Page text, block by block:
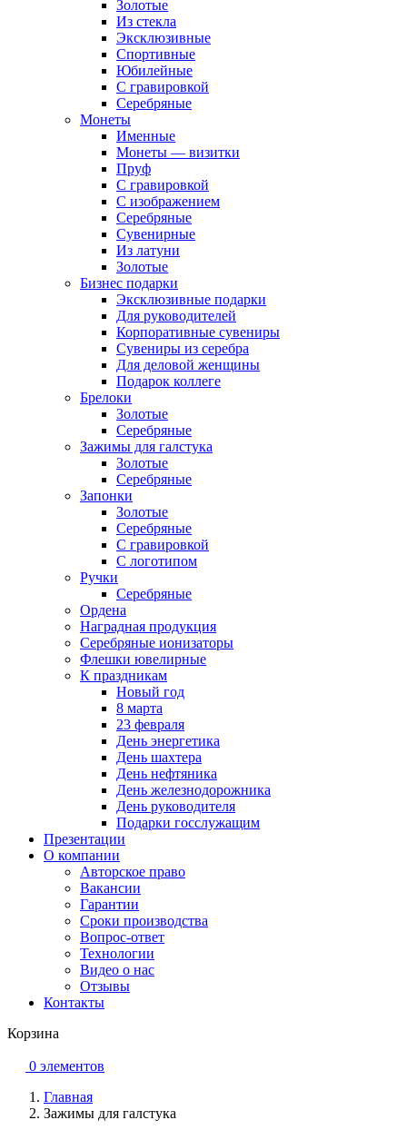
Золотые
Из стекла
Эксклюзивные
Спортивные
Юбилейные
С гравировкой
Серебряные
Монеты
Именные
Монеты — визитки
Пруф
С гравировкой
С изображением
Серебряные
Сувенирные
Из латуни
Золотые
Бизнес подарки
Эксклюзивные подарки
Для руководителей
Корпоративные сувениры
Сувениры из серебра
Для деловой женщины
Подарок коллеге
Брелоки
Золотые
Серебряные
Зажимы для галстука
Золотые
Серебряные
Запонки
Золотые
Серебряные
С гравировкой
С логотипом
Ручки
Серебряные
Ордена
Наградная продукция
Серебряные ионизаторы
Флешки ювелирные
К праздникам
Новый год
8 марта
23 февраля
День энергетика
День шахтера
День нефтяника
День железнодорожника
День руководителя
Подарки госслужащим
Презентации
О компании
Авторское право
Вакансии
Гарантии
Сроки производства
Вопрос-ответ
Технологии
Видео о нас
Отзывы
Контакты
Корзина
0 элементов
Главная
Зажимы для галстука